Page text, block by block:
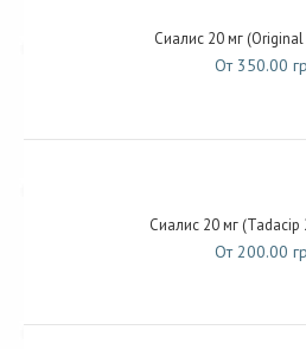
Сиалис 20 мг
От 350.00
Сиалис 20 мг (Tadacip
От 200.00